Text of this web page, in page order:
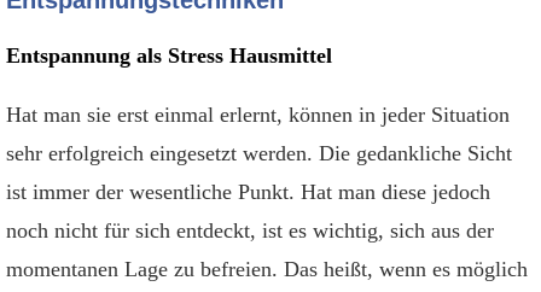
Entspannung als Stress Hausmittel
Hat man sie erst einmal erlernt, können in jeder Situation
sehr erfolgreich eingesetzt werden. Die gedankliche Sicht
ist immer der wesentliche Punkt. Hat man diese jedoch
noch nicht für sich entdeckt, ist es wichtig, sich aus der
momentanen Lage zu befreien. Das heißt, wenn es möglich